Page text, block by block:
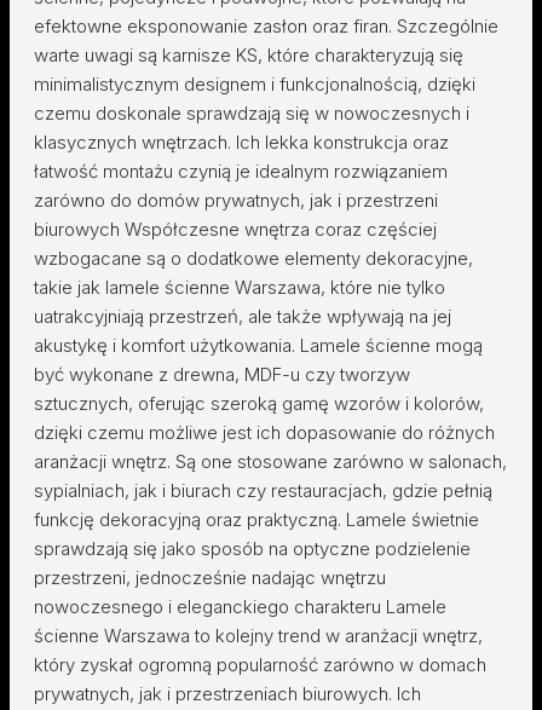
efektowne eksponowanie zasłon oraz firan. Szczególnie
warte uwagi są karnisze KS, które charakteryzują się
minimalistycznym designem i funkcjonalnością, dzięki
czemu doskonale sprawdzają się w nowoczesnych i
klasycznych wnętrzach. Ich lekka konstrukcja oraz
łatwość montażu czynią je idealnym rozwiązaniem
zarówno do domów prywatnych, jak i przestrzeni
biurowych Współczesne wnętrza coraz częściej
wzbogacane są o dodatkowe elementy dekoracyjne,
takie jak lamele ścienne Warszawa, które nie tylko
uatrakcyjniają przestrzeń, ale także wpływają na jej
akustykę i komfort użytkowania. Lamele ścienne mogą
być wykonane z drewna, MDF-u czy tworzyw
sztucznych, oferując szeroką gamę wzorów i kolorów,
dzięki czemu możliwe jest ich dopasowanie do różnych
aranżacji wnętrz. Są one stosowane zarówno w salonach,
sypialniach, jak i biurach czy restauracjach, gdzie pełnią
funkcję dekoracyjną oraz praktyczną. Lamele świetnie
sprawdzają się jako sposób na optyczne podzielenie
przestrzeni, jednocześnie nadając wnętrzu
nowoczesnego i eleganckiego charakteru Lamele
ścienne Warszawa to kolejny trend w aranżacji wnętrz,
który zyskał ogromną popularność zarówno w domach
prywatnych, jak i przestrzeniach biurowych. Ich